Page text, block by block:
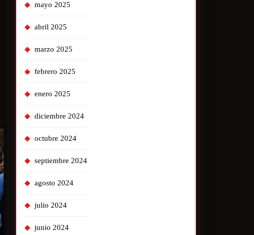
mayo 2025
abril 2025
marzo 2025
febrero 2025
enero 2025
diciembre 2024
octubre 2024
septiembre 2024
agosto 2024
julio 2024
junio 2024